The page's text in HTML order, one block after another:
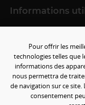
Informations
Conditions de règlement
Livraison
Conditions générales
Politique de
Mentions légales
Paramétrer les cookies
Pour offrir les
technologies telles que
informations des
nous permettra de
de navigation sur ce
consentement